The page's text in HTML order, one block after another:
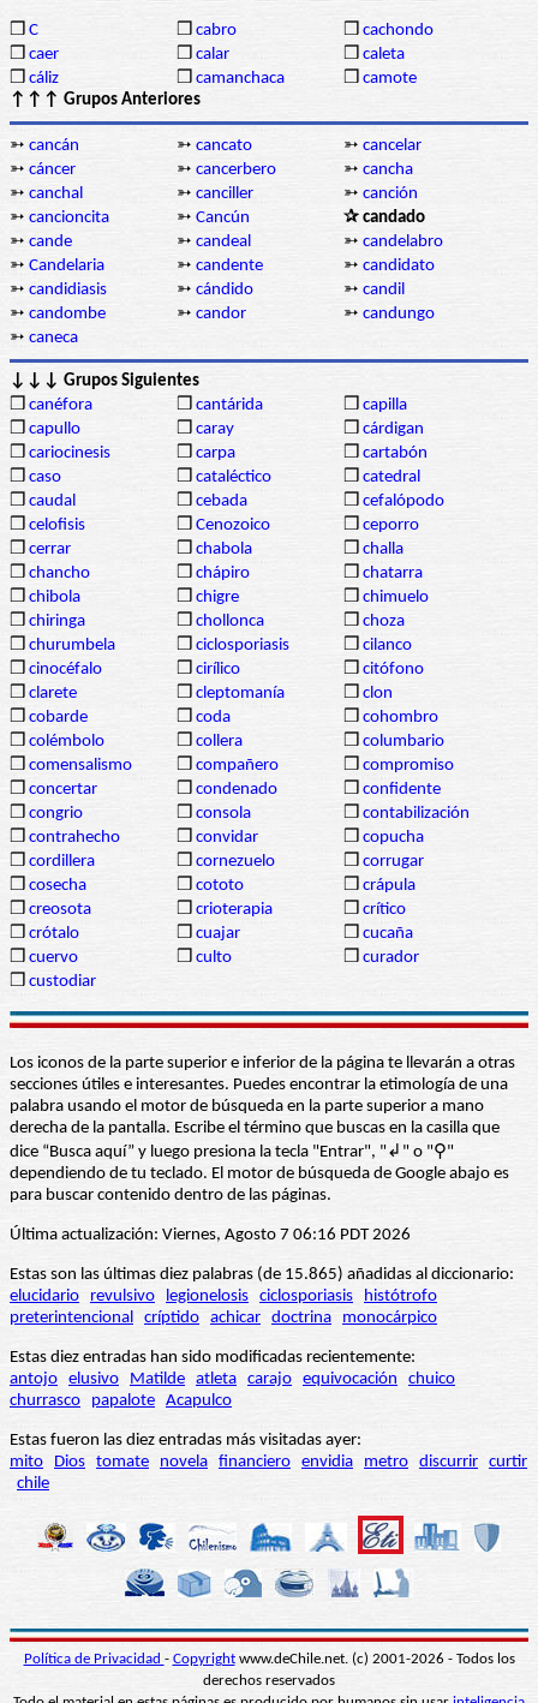
❒ C ❒ cabro ❒ cachondo
❒ caer ❒ calar ❒ caleta
❒ cáliz ❒ camanchaca ❒ camote
↑↑↑ Grupos Anteriores
➳ cancán ➳ cancato ➳ cancelar
➳ cáncer ➳ cancerbero ➳ cancha
➳ canchal ➳ canciller ➳ canción
➳ cancioncita ➳ Cancún
✰ candado
➳ cande ➳ candeal ➳ candelabro
➳ Candelaria ➳ candente ➳ candidato
➳ candidiasis ➳ cándido ➳ candil
➳ candombe ➳ candor ➳ candungo
➳ caneca
↓↓↓ Grupos Siguientes
❒ canéfora ❒ cantárida ❒ capilla
❒ capullo ❒ caray ❒ cárdigan
❒ cariocinesis ❒ carpa ❒ cartabón
❒ caso ❒ cataléctico ❒ catedral
❒ caudal ❒ cebada ❒ cefalópodo
❒ celofisis ❒ Cenozoico ❒ ceporro
❒ cerrar ❒ chabola ❒ challa
❒ chancho ❒ chápiro ❒ chatarra
❒ chibola ❒ chigre ❒ chimuelo
❒ chiringa ❒ chollonca ❒ choza
❒ churumbela ❒ ciclosporiasis ❒ cilanco
❒ cinocéfalo ❒ cirílico ❒ citófono
❒ clarete ❒ cleptomanía ❒ clon
❒ cobarde ❒ coda ❒ cohombro
❒ colémbolo ❒ collera ❒ columbario
❒ comensalismo ❒ compañero ❒ compromiso
❒ concertar ❒ condenado ❒ confidente
❒ congrio ❒ consola ❒ contabilización
❒ contrahecho ❒ convidar ❒ copucha
❒ cordillera ❒ cornezuelo ❒ corrugar
❒ cosecha ❒ cototo ❒ crápula
❒ creosota ❒ crioterapia ❒ crítico
❒ crótalo ❒ cuajar ❒ cucaña
❒ cuervo ❒ culto ❒ curador
❒ custodiar
Los iconos de la parte superior e inferior de la página te llevarán a otras
secciones útiles e interesantes. Puedes encontrar la etimología de una
palabra usando el motor de búsqueda en la parte superior a mano
derecha de la pantalla. Escribe el término que buscas en la casilla que
dice “Busca aquí” y luego presiona la tecla "Entrar", "↲" o "⚲"
dependiendo de tu teclado. El motor de búsqueda de Google abajo es
para buscar contenido dentro de las páginas.
Última actualización: Viernes, Agosto 7 06:16 PDT 2026
Estas son las últimas diez palabras (de 15.865) añadidas al diccionario:
elucidario
revulsivo legionelosis ciclosporiasis
histótrofo
preterintencional críptido achicar doctrina monocárpico
Estas diez entradas han sido modificadas recientemente:
antojo elusivo Matilde atleta carajo equivocación
chuico
churrasco
papalote Acapulco
Estas fueron las diez entradas más visitadas ayer:
mito
Dios tomate novela financiero envidia metro discurrir curtir
chile
Política de Privacidad - Copyrightwww.deChile.net. (c) 2001-2026 - Todos los
derechos reservados